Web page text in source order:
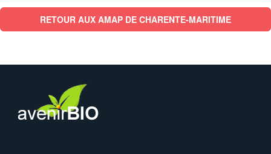
RETOUR AUX AMAP DE CHARENTE-MARITIME